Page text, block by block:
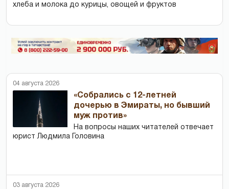
хлеба и молока до курицы, овощей и фруктов
04 августа 2026
«Собрались с 12-летней
дочерью в Эмираты, но бывший
муж против»
На вопросы наших читателей отвечает
юрист Людмила Головина
03 августа 2026